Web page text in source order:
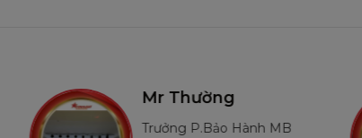
Mr Thường
Trưởng P.Bảo Hành MB